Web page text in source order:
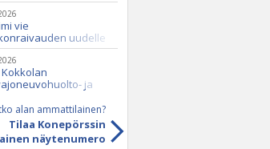
vie
uudelle
Casen ja Seppi-
avulla
ja
lokakuussa
alan ammattilainen?
Tilaa Konepörssin
näytenumero